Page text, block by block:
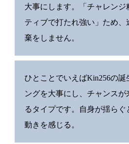
大事にします。「チャレンジ
ティブで打たれ強い」ため
棄をしません。
ひとことでいえばKin256の誕
ングを大事にし、チャンス
るタイプです。自身が揺ら
動きを感じる。